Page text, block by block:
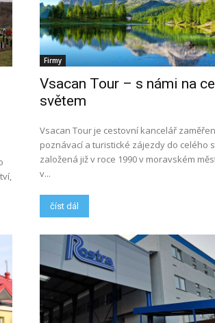
Firmy
Vsacan Tour – s námi na
světem
Vsacan Tour je cestovní kancelář
poznávací a turistické zájezdy do celého
založená již v roce 1990 v moravském
v...
číst dál